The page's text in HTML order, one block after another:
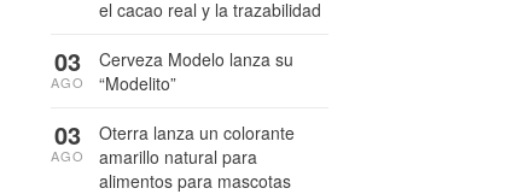
el cacao real y la trazabilidad
Cerveza Modelo lanza su
“Modelito”
03
AGO
Oterra lanza un colorante
amarillo natural para
alimentos para mascotas
03
AGO